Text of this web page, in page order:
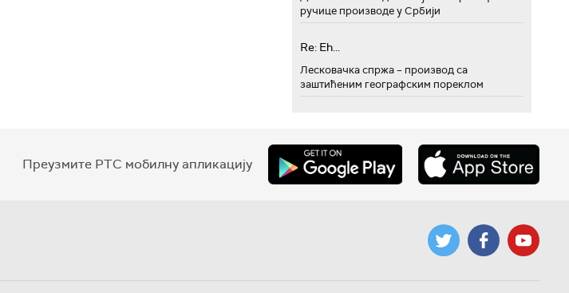
ручице производе у Србији
Re: Eh...
Лесковачка спржа – производ са
заштићеним географским пореклом
Преузмите РТС мобилну апликацију